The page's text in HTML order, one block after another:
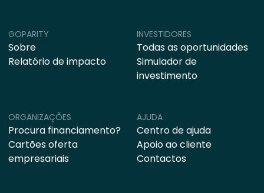
ORGANIZAÇÕES
Procura financiamento?
Cartões oferta
empresariais
AJUDA
Centro de ajuda
Apoio ao cliente
Contactos
GOPARITY
Sobre
Relatório de impacto
INVESTIDORES
Todas as oportunidades
Simulador de
investimento